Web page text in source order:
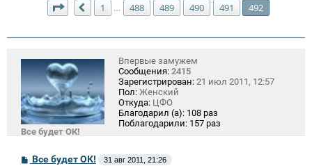
Страница 492 из492
Пред.
1 … 488 489 490 491 492
Все будет ОК!
Впервые замужем
Сообщения: 2415
Зарегистрирован: 21 июл 2011, 12:57
Пол: Женский
Откуда: ЦФО
Благодарил (а): 108 раз
Поблагодарили: 157 раз
СВсе будет ОК! 31 авг 2011, 21:26